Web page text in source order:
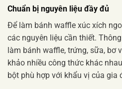
Chuẩn bị nguyên liệu đầy đủ
Để làm bánh waffle xúc xích
các nguyên liệu cần thiết.
làm bánh waffle, trứng, sữa, bơ
khảo nhiều công thức khác
bột phù hợp với khẩu vị của gia